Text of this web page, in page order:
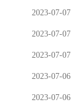
2023-07-07
2023-07-07
2023-07-07
2023-07-06
2023-07-06